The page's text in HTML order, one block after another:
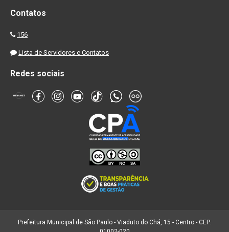
Contatos
156
Lista de Servidores e Contatos
Redes sociais
Prefeitura Municipal de São Paulo - Viaduto do Chá, 15 - Centro - CEP: